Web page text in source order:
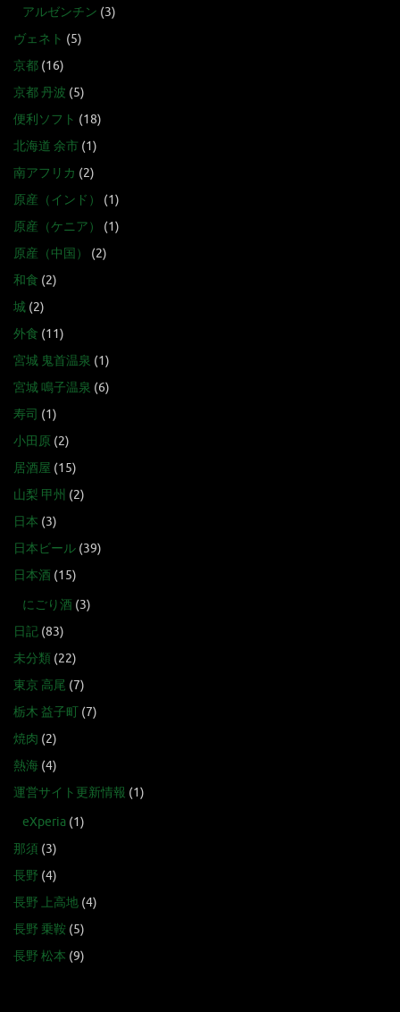
アルゼンチン (3)
ヴェネト (5)
京都 (16)
京都 丹波 (5)
便利ソフト (18)
北海道 余市 (1)
南アフリカ (2)
原産（インド）
(1)
原産（ケニア）
(1)
原産（中国）
(2)
和食 (2)
城 (2)
外食 (11)
宮城 鬼首温泉 (1)
宮城 鳴子温泉 (6)
寿司 (1)
小田原 (2)
居酒屋 (15)
山梨 甲州 (2)
日本 (3)
日本ビール (39)
日本酒 (15)
にごり酒 (3)
日記 (83)
未分類 (22)
東京 高尾 (7)
栃木 益子町 (7)
焼肉 (2)
熱海 (4)
運営サイト更新情報 (1)
eXperia (1)
那須 (3)
長野 (4)
長野 上高地 (4)
長野 乗鞍 (5)
長野 松本 (9)